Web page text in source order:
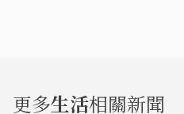
更多生活相關新聞